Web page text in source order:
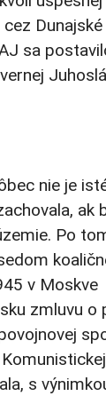
sa
nie je
ak
Po
v Moskve
zmluvu o
s